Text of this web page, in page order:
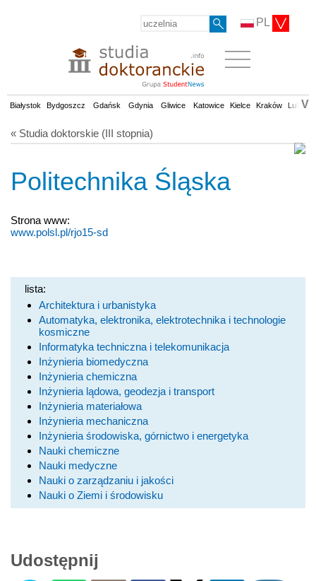
PL
Białystok Bydgoszcz Gdańsk Gdynia Gliwice Katowice Kielce Kraków Lublin
V
« Studia doktorskie (III stopnia)
Politechnika Śląska
Strona www:
www.polsl.pl/rjo15-sd
lista:
Architektura i urbanistyka
Automatyka, elektronika, elektrotechnika i technologie
kosmiczne
Informatyka techniczna i telekomunikacja
Inżynieria biomedyczna
Inżynieria chemiczna
Inżynieria lądowa, geodezja i transport
Inżynieria materiałowa
Inżynieria mechaniczna
Inżynieria środowiska, górnictwo i energetyka
Nauki chemiczne
Nauki medyczne
Nauki o zarządzaniu i jakości
Nauki o Ziemi i środowisku
Udostępnij